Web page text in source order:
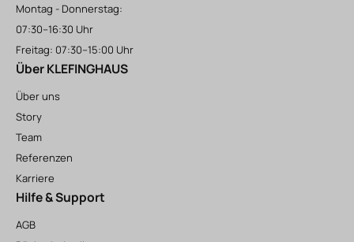
Montag - Donnerstag:
07:30–16:30 Uhr
Freitag: 07:30–15:00 Uhr
Über KLEFINGHAUS
Über uns
Story
Team
Referenzen
Karriere
Hilfe & Support
AGB